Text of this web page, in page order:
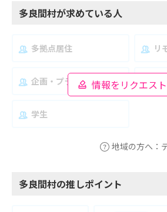
多良間村が求めている人
情報をリクエス
多拠点居住 リ
企画・プランナー 夫
学生
地域の方へ：
多良間村の推しポイント